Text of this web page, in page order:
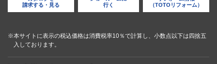
請求する・見る
行く
（TOTOリフォーム）
※本サイトに表示の税込価格は消費税率10％で計算し、小数点以下は四捨五
入しております。